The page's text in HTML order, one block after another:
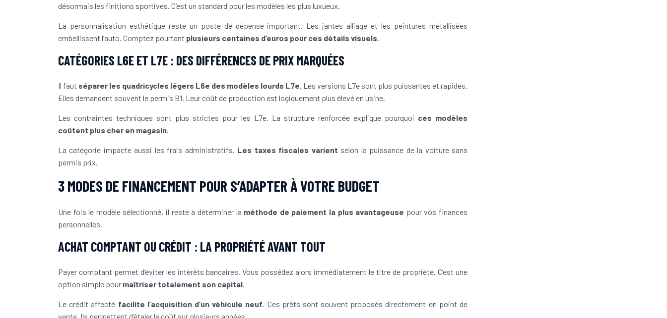
désormais les finitions sportives. C’est un standard pour les modèles les plus luxueux.
La personnalisation esthétique reste un poste de dépense important. Les jantes alliage et les peintures métallisées
embellissent l’auto. Comptez pourtant plusieurs centaines d’euros pour ces détails visuels.
CATÉGORIES L6E ET L7E : DES DIFFÉRENCES DE PRIX MARQUÉES
Il faut séparer les quadricycles légers L6e des modèles lourds L7e. Les versions L7e sont plus puissantes et rapides.
Elles demandent souvent le permis B1. Leur coût de production est logiquement plus élevé en usine.
Les contraintes techniques sont plus strictes pour les L7e. La structure renforcée explique pourquoi ces modèles
coûtent plus cher en magasin.
La catégorie impacte aussi les frais administratifs. Les taxes fiscales varient selon la puissance de la voiture sans
permis prix.
3 MODES DE FINANCEMENT POUR S’ADAPTER À VOTRE BUDGET
Une fois le modèle sélectionné, il reste à déterminer la méthode de paiement la plus avantageuse pour vos finances
personnelles.
ACHAT COMPTANT OU CRÉDIT : LA PROPRIÉTÉ AVANT TOUT
Payer comptant permet d’éviter les intérêts bancaires. Vous possédez alors immédiatement le titre de propriété. C’est une
option simple pour maîtriser totalement son capital.
Le crédit affecté facilite l’acquisition d’un véhicule neuf. Ces prêts sont souvent proposés directement en point de